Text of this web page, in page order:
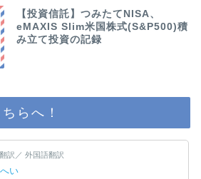
【投資信託】つみたてNISA、
eMAXIS Slim米国株式(S&P500)積
み立て投資の記録
らへ！